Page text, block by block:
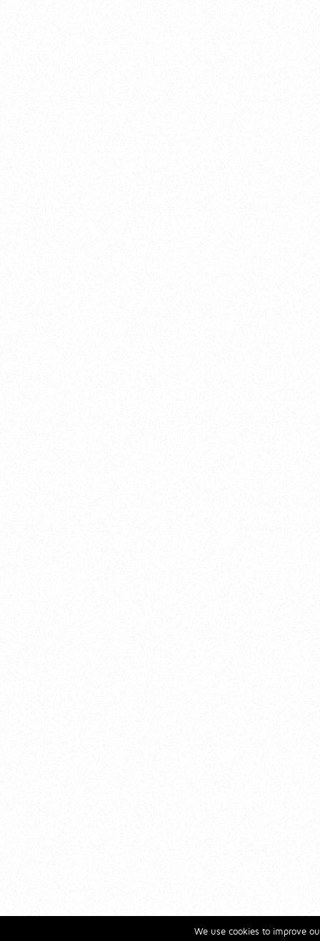
We use cookies to improve